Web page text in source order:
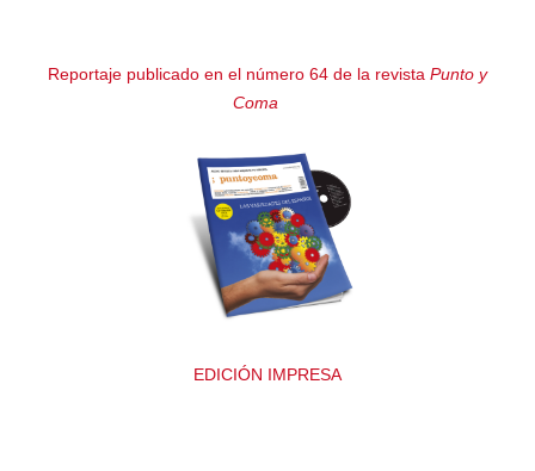
Reportaje publicado en el número 64 de la revista Punto y
Coma
EDICIÓN IMPRESA